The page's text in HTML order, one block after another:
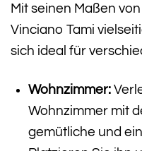
Mit seinen Maßen
Vinciano Tami
sich ideal für
Wohnzimmer:
Wohnzimmer mit
gemütliche und